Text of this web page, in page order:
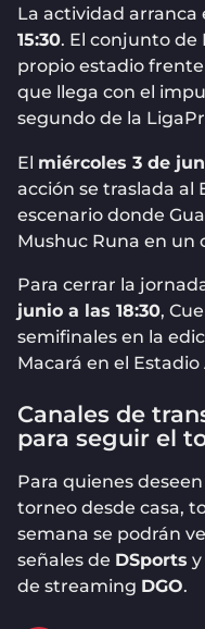
La actividad arranca
15:30. El conjunto de
propio estadio
que llega con el
segundo de la
El miércoles 3 de
acción se traslada al
escenario donde
Mushuc Runa en
Para cerrar la
junio a las 18:30,
semifinales en la
Macará en el
Canales de
para seguir el
Para quienes
torneo desde casa,
semana se podrán
señales de DSports
de streaming DGO.